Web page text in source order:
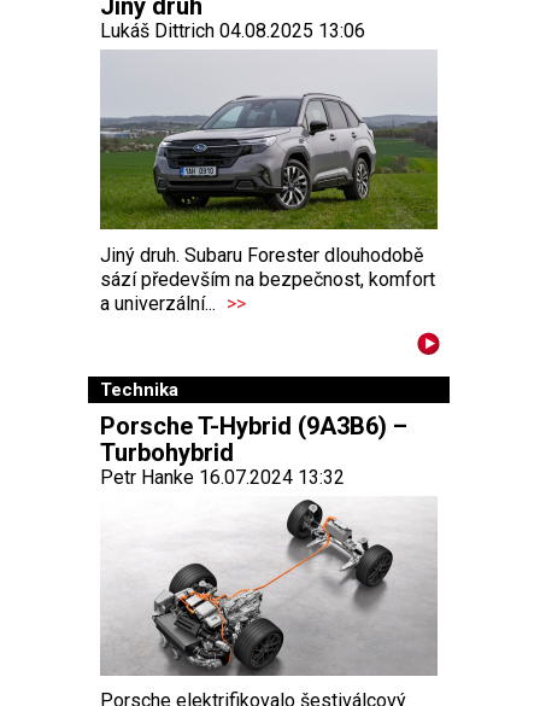
Jiný druh
Lukáš Dittrich 04.08.2025 13:06
Jiný druh. Subaru Forester dlouhodobě
sází především na bezpečnost, komfort
a univerzální... >>
Technika
Porsche T-Hybrid (9A3B6) –
Turbohybrid
Petr Hanke 16.07.2024 13:32
Porsche elektrifikovalo šestiválcový